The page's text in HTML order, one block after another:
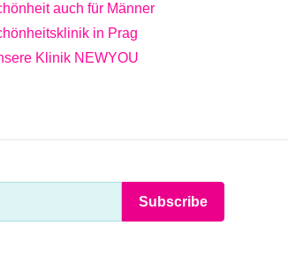
auch für Männer
in Prag
Klinik NEWYOU